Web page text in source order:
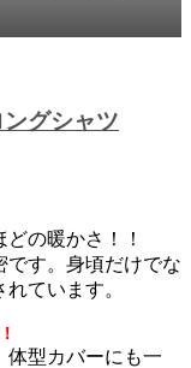
グシャツ
の暖かさ！！
です。身頃だけでな
ています。
体型カバーにも一